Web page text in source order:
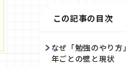
この記事の目次
なぜ「勉強のやり
年ごとの壁と現状